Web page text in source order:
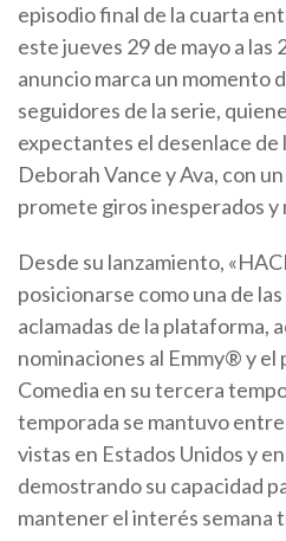
episodio final de la cuarta
este jueves 29 de mayo a las
anuncio marca un momento
seguidores de la serie,
expectantes el desenlace de
Deborah Vance y Ava, con
promete giros inesperados y
Desde su lanzamiento,
posicionarse como una de
aclamadas de la plataforma,
nominaciones al Emmy® y el
Comedia en su tercera
temporada se mantuvo entre
vistas en Estados Unidos y
demostrando su capacidad
mantener el interés semana